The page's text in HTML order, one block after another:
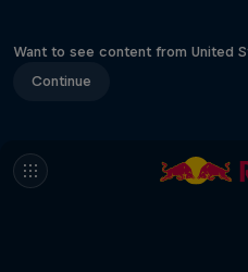
Want to see content from United
Continue